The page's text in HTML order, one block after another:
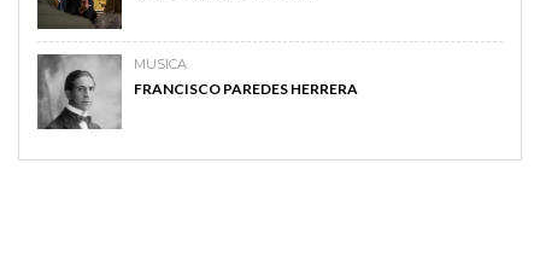
MUSICA
FRANCISCO PAREDES HERRERA